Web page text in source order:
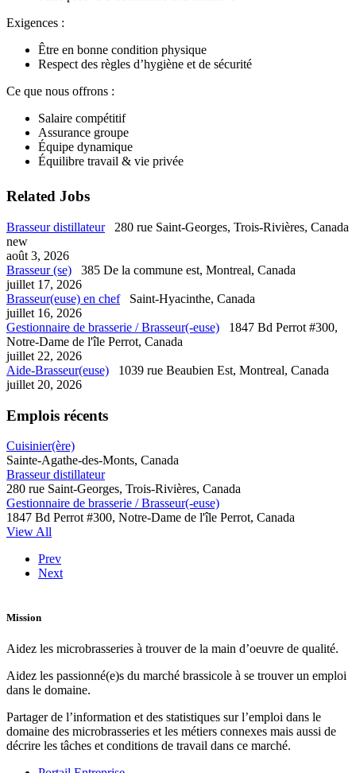
Exigences :
Être en bonne condition physique
Respect des règles d’hygiène et de sécurité
Ce que nous offrons :
Salaire compétitif
Assurance groupe
Équipe dynamique
Équilibre travail & vie privée
Related Jobs
Brasseur distillateur
280 rue Saint-Georges, Trois-Rivières, Canada
new
août 3, 2026
Brasseur (se)
385 De la commune est, Montreal, Canada
juillet 17, 2026
Brasseur(euse) en chef
Saint-Hyacinthe, Canada
juillet 16, 2026
Gestionnaire de brasserie / Brasseur(-euse)
1847 Bd Perrot #300,
Notre-Dame de l'île Perrot, Canada
juillet 22, 2026
Aide-Brasseur(euse)
1039 rue Beaubien Est, Montreal, Canada
juillet 20, 2026
Emplois récents
Cuisinier(ère)
Sainte-Agathe-des-Monts, Canada
Brasseur distillateur
280 rue Saint-Georges, Trois-Rivières, Canada
Gestionnaire de brasserie / Brasseur(-euse)
1847 Bd Perrot #300, Notre-Dame de l'île Perrot, Canada
View All
Prev
Next
Mission
Aidez les microbrasseries à trouver de la main d’oeuvre de qualité.
Aidez les passionné(e)s du marché brassicole à se trouver un emploi
dans le domaine.
Partager de l’information et des statistiques sur l’emploi dans le
domaine des microbrasseries et les métiers connexes mais aussi de
décrire les tâches et conditions de travail dans ce marché.